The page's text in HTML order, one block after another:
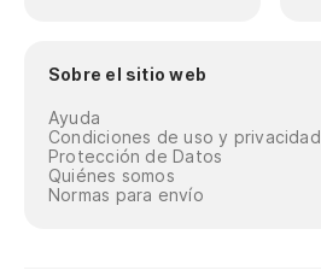
Sobre el sitio web
Ayuda
Condiciones de uso y privacidad
Protección de Datos
Quiénes somos
Normas para envío